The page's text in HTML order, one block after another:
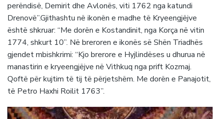
perëndisë, Demirit dhe Avlonës, viti 1762 nga katundi
Drenovë”.Gjithashtu në ikonën e madhe të Kryeengjëjve
është shkruar: “Me dorën e Kostandinit, nga Korça në vitin
1774, shkurt 10”. Në breroren e ikonës së Shën Triadhës
gjendet mbishkrimi: “Kjo brerore e Hyjlindëses u dhurua në
manastirin e kryeengjëjve në Vithkuq nga prift Kozmaj.
Qoftë për kujtim të tij të përjetshëm. Me dorën e Panajotit,
të Petro Haxhi Roilit 1763”.